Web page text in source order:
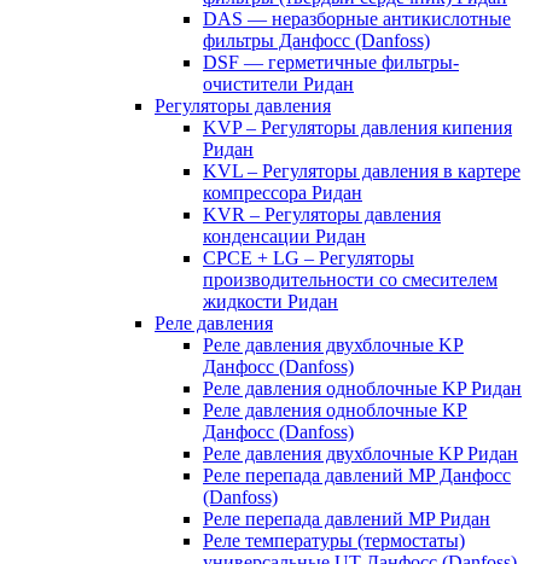
DAS — неразборные антикислотные
фильтры Данфосс (Danfoss)
DSF — герметичные фильтры-
очистители Ридан
Регуляторы давления
KVP – Регуляторы давления кипения
Ридан
KVL – Регуляторы давления в картере
компрессора Ридан
KVR – Регуляторы давления
конденсации Ридан
CPCE + LG – Регуляторы
производительности со смесителем
жидкости Ридан
Реле давления
Реле давления двухблочные KP
Данфосс (Danfoss)
Реле давления одноблочные KP Ридан
Реле давления одноблочные KP
Данфосс (Danfoss)
Реле давления двухблочные KP Ридан
Реле перепада давлений MP Данфосс
(Danfoss)
Реле перепада давлений MP Ридан
Реле температуры (термостаты)